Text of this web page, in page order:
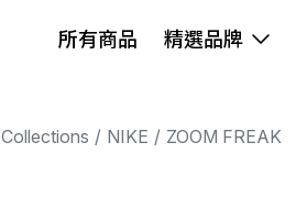
所有商品 精選品牌
Collections NIKE ZOOM FREAK